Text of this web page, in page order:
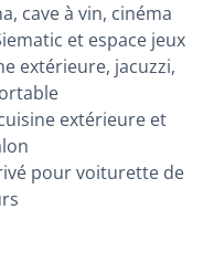
cave à vin, cinéma
et espace jeux
extérieure, jacuzzi,
extérieure et
pour voiturette de